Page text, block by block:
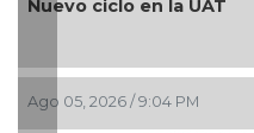
¿Quién es periodista?